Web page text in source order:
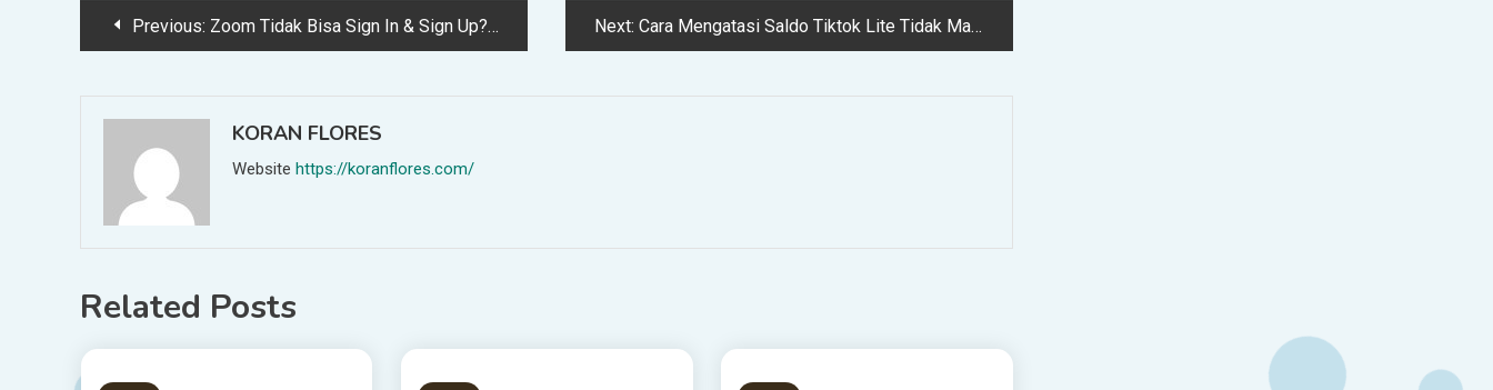
PostPrevious: Zoom Tidak Bisa Sign In & Sign Up? Ini Solusinya Next: Cara Mengatasi Saldo Tiktok Lite Tidak Masuk ke Dana
KORAN FLORES
Website https://koranflores.com/
Related Posts